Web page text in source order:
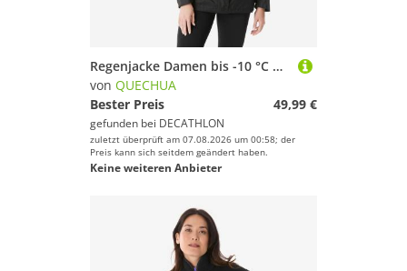
Regenjacke Damen bis -10 °C wasserdicht Wandern - NH500 schwarz
von QUECHUA
Bester Preis
49,99 €
gefunden bei DECATHLON
zuletzt überprüft am 07.08.2026 um 00:58; der
Preis kann sich seitdem geändert haben.
Keine weiteren Anbieter